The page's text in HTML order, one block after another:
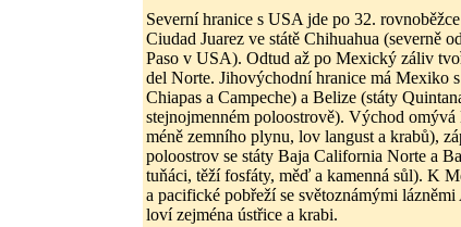
Severní hranice s USA jde po 32.
Ciudad Juarez ve státě Chihuahua (severně
Paso v USA). Odtud až po Mexický záliv
del Norte. Jihovýchodní hranice má Mexiko
Chiapas a Campeche) a Belize (státy
stejnojmenném poloostrově). Východ
méně zemního plynu, lov langust a krabů),
poloostrov se státy Baja California Norte a
tuňáci, těží fosfáty, měď a kamenná sůl). K
a pacifické pobřeží se světoznámými
loví zejména ústřice a krabi.